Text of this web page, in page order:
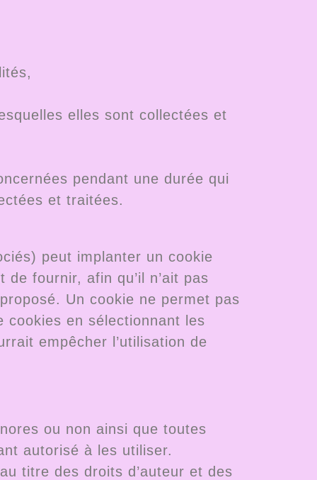
elles sont collectées et
pendant une durée qui
et traitées.
peut implanter un cookie
fournir, afin qu’il n’ait pas
Un cookie ne permet pas
cookies en sélectionnant les
empêcher l’utilisation de
ou non ainsi que toutes
autorisé à les utiliser.
titre des droits d’auteur et des